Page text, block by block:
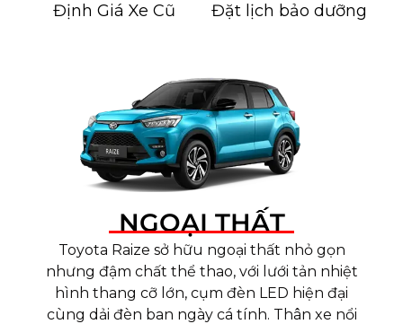
Định Giá Xe Cũ Đặt lịch bảo dưỡng
NGOẠI THẤT
Toyota Raize sở hữu ngoại thất nhỏ gọn
nhưng đậm chất thể thao, với lưới tản nhiệt
hình thang cỡ lớn, cụm đèn LED hiện đại
cùng dải đèn ban ngày cá tính. Thân xe nổi